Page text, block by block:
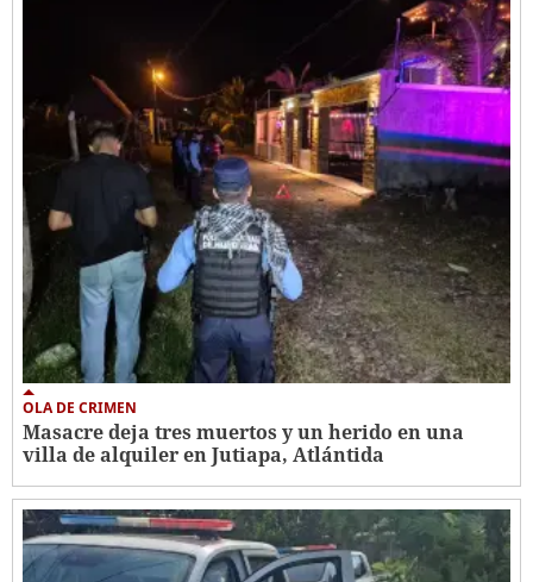
OLA DE CRIMEN
Masacre deja tres muertos y un herido en una
villa de alquiler en Jutiapa, Atlántida